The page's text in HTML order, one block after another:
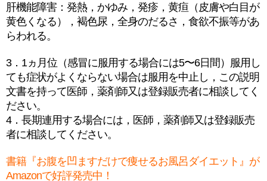
肝機能障害：発熱，かゆみ，発疹，黄疸（皮膚や白目が
黄色くなる），褐色尿，全身のだるさ，食欲不振等があ
らわれる。
3．1ヵ月位（感冒に服用する場合には5〜6日間）服用し
ても症状がよくならない場合は服用を中止し，この説明
文書を持って医師，薬剤師又は登録販売者に相談してく
ださい。
4．長期連用する場合には，医師，薬剤師又は登録販売
者に相談してください。
書籍『お腹を凹ますだけで痩せるお風呂ダイエット』が
Amazonで好評発売中！